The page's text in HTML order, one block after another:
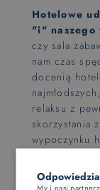
Hotelowe
"i" naszego
czy sala
nam czas
docenią
relaksu z
skorzystania
wypoczynku
My i nasi